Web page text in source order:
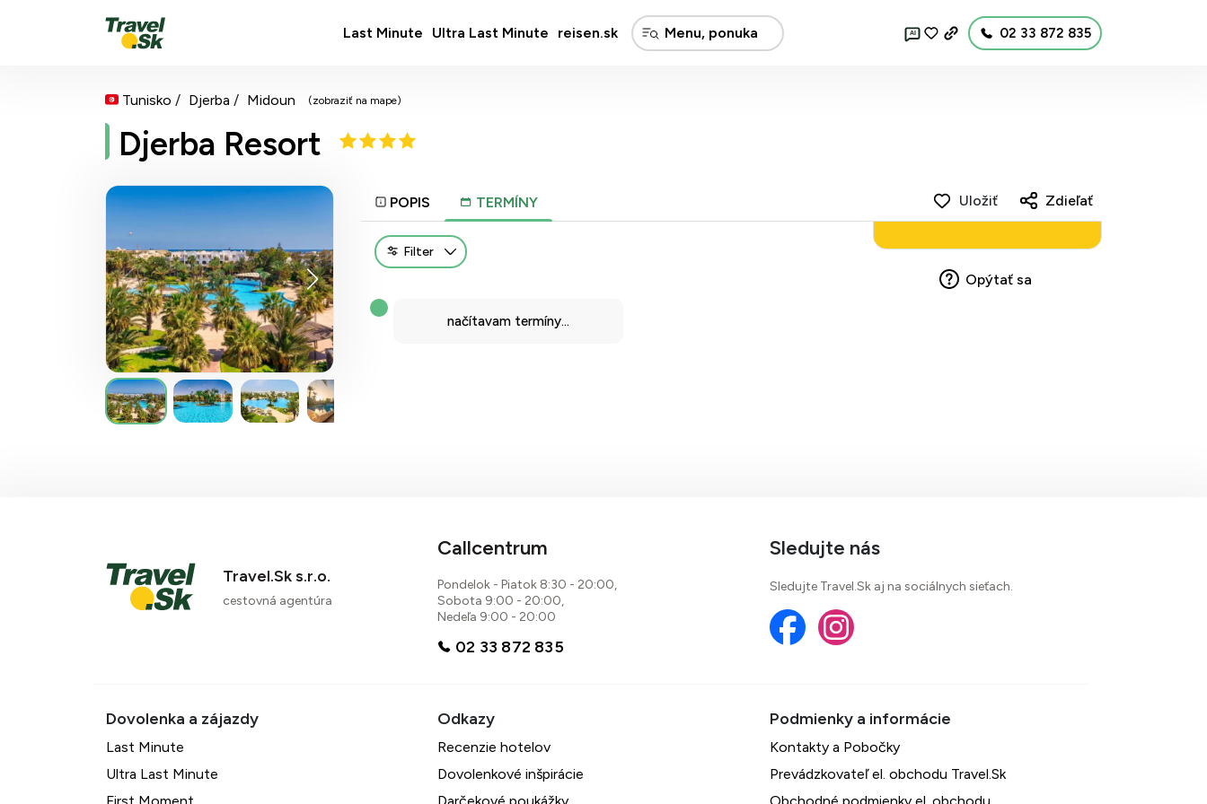
Last Minute Ultra Last Minute reisen.sk AI 02 33 872 835
Tunisko Djerba Midoun (zobraziť na mape)
Djerba Resort
POPIS TERMÍNY
Filter
načítavam termíny...
Uložiť Zdieľať
Opýtať sa
Travel.Sk s.r.o.
cestovná agentúra
Callcentrum
Pondelok - Piatok 8:30 - 20:00,
Sobota 9:00 - 20:00,
Nedeľa 9:00 - 20:00
02 33 872 835
Sledujte nás
Sledujte Travel.Sk aj na sociálnych sieťach.
Last Minute
Ultra Last Minute
Recenzie hotelov
Dovolenkové inšpirácie
Kontakty a Pobočky
Prevádzkovateľ el. obchodu Travel.Sk